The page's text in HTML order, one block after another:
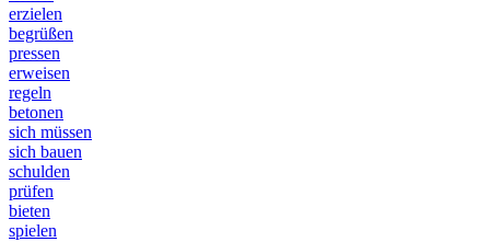
erzielen
begrüßen
pressen
erweisen
regeln
betonen
sich müssen
sich bauen
schulden
prüfen
bieten
spielen